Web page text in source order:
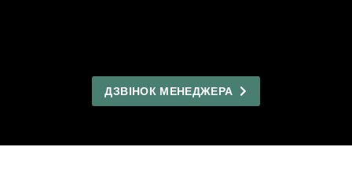
ДЗВІНОК МЕНЕДЖЕРА